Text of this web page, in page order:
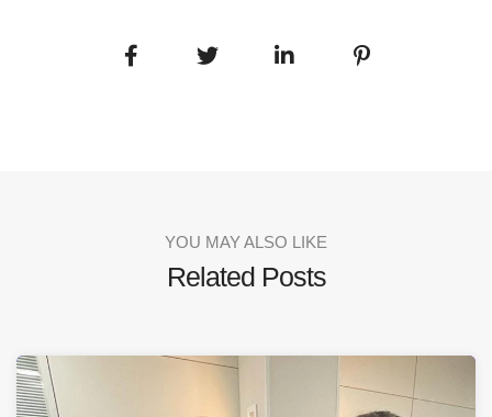
YOU MAY ALSO LIKE
Related Posts